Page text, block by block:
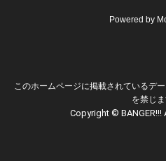
Powered by
このホームページに掲載されているデ
を禁じま
Copyright © BANGER!!!